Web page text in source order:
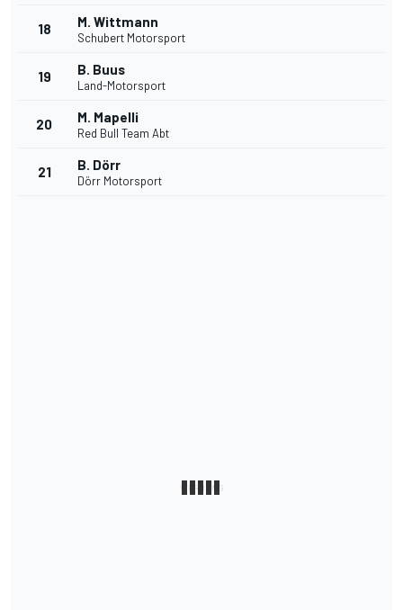
18 M. Wittmann
Schubert Motorsport
19 B. Buus
Land-Motorsport
20 M. Mapelli
Red Bull Team Abt
21 B. Dörr
Dörr Motorsport